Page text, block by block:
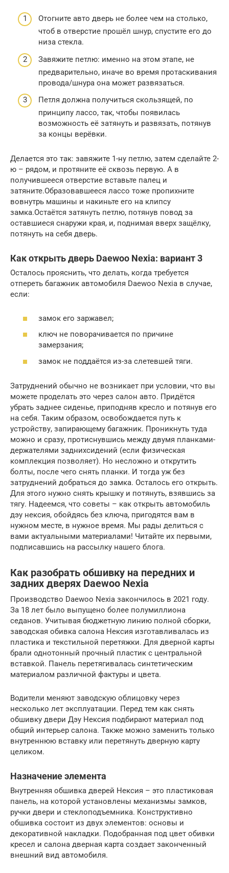
Отогните авто дверь не более чем на столько,
чтоб в отверстие прошёл шнур, спустите его до
низа стекла.
Завяжите петлю: именно на этом этапе, не
предварительно, иначе во время протаскивания
провода/шнура она может развязаться.
Петля должна получиться скользящей, по
принципу лассо, так, чтобы появилась
возможность её затянуть и развязать, потянув
за концы верёвки.
Делается это так: завяжите 1-ну петлю, затем сделайте 2-
ю – рядом, и протяните её сквозь первую. А в
получившееся отверстие вставьте палец и
затяните.Образовавшееся лассо тоже пропихните
вовнутрь машины и накиньте его на клипсу
замка.Остаётся затянуть петлю, потянув повод за
оставшиеся снаружи края, и, поднимая вверх защёлку,
потянуть на себя дверь.
Как открыть дверь Daewoo Nexia: вариант 3
Осталось прояснить, что делать, когда требуется
отпереть багажник автомобиля Daewoo Nexia в случае,
если:
замок его заржавел;
ключ не поворачивается по причине
замерзания;
замок не поддаётся из-за слетевшей тяги.
Затруднений обычно не возникает при условии, что вы
можете проделать это через салон авто. Придётся
убрать заднее сиденье, приподняв кресло и потянув его
на себя. Таким образом, освобождается путь к
устройству, запирающему багажник. Проникнуть туда
можно и сразу, протиснувшись между двумя планками-
держателями заднихсидений (если физическая
комплекция позволяет). Но несложно и открутить
болты, после чего снять планки. И тогда уж без
затруднений добраться до замка. Осталось его открыть.
Для этого нужно снять крышку и потянуть, взявшись за
тягу. Надеемся, что советы – как открыть автомобиль
дэу нексия, обойдясь без ключа, пригодятся вам в
нужном месте, в нужное время. Мы рады делиться с
вами актуальными материалами! Читайте их первыми,
подписавшись на рассылку нашего блога.
Как разобрать обшивку на передних и
задних дверях Daewoo Nexia
Производство Daewoo Nexia закончилось в 2021 году.
За 18 лет было выпущено более полумиллиона
седанов. Учитывая бюджетную линию полной сборки,
заводская обивка салона Нексия изготавливалась из
пластика и текстильной перетяжки. Для дверной карты
брали однотонный прочный пластик с центральной
вставкой. Панель перетягивалась синтетическим
материалом различной фактуры и цвета.
Водители меняют заводскую облицовку через
несколько лет эксплуатации. Перед тем как снять
обшивку двери Дэу Нексия подбирают материал под
общий интерьер салона. Также можно заменить только
внутреннюю вставку или перетянуть дверную карту
целиком.
Назначение элемента
Внутренняя обшивка дверей Нексия – это пластиковая
панель, на которой установлены механизмы замков,
ручки двери и стеклоподъемника. Конструктивно
обшивка состоит из двух элементов: основы и
декоративной накладки. Подобранная под цвет обивки
кресел и салона дверная карта создает законченный
внешний вид автомобиля.